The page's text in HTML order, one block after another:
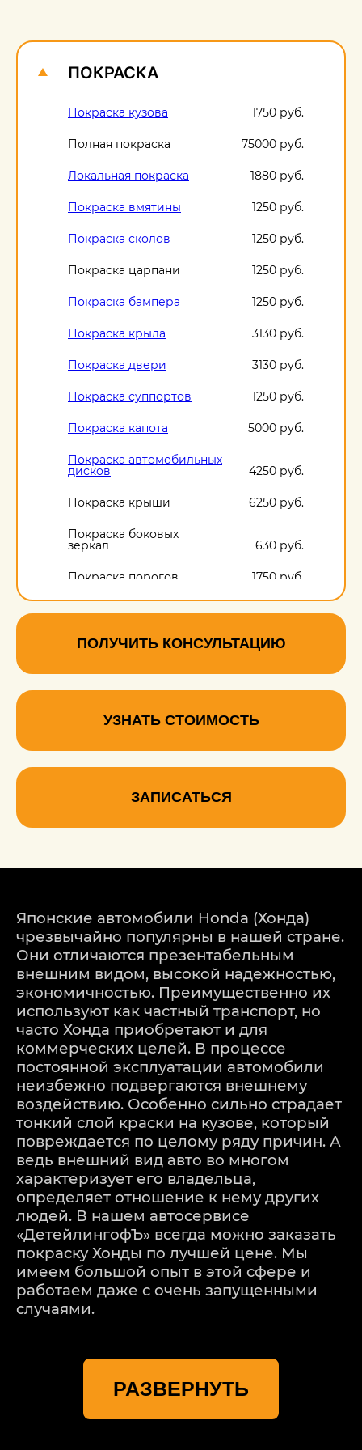
ПОКРАСКА
Покраска кузова 1750 руб.
Полная покраска 75000 руб.
Локальная покраска 1880 руб.
Покраска вмятины 1250 руб.
Покраска сколов 1250 руб.
Покраска царпани 1250 руб.
Покраска бампера 1250 руб.
Покраска крыла 3130 руб.
Покраска двери 3130 руб.
Покраска суппортов 1250 руб.
Покраска капота 5000 руб.
Покраска автомобильных
дисков 4250 руб.
Покраска крыши 6250 руб.
Покраска боковых
зеркал 630 руб.
Покраска порогов 1750 руб.
ПОЛУЧИТЬ КОНСУЛЬТАЦИЮ
УЗНАТЬ СТОИМОСТЬ
ЗАПИСАТЬСЯ
Японские автомобили Honda (Хонда)
чрезвычайно популярны в нашей стране.
Они отличаются презентабельным
внешним видом, высокой надежностью,
экономичностью. Преимущественно их
используют как частный транспорт, но
часто Хонда приобретают и для
коммерческих целей. В процессе
постоянной эксплуатации автомобили
неизбежно подвергаются внешнему
воздействию. Особенно сильно страдает
тонкий слой краски на кузове, который
повреждается по целому ряду причин. А
ведь внешний вид авто во многом
характеризует его владельца,
определяет отношение к нему других
людей. В нашем автосервисе
«ДетейлингофЪ» всегда можно заказать
покраску Хонды по лучшей цене. Мы
имеем большой опыт в этой сфере и
работаем даже с очень запущенными
случаями.
КОГДА БУДЕТ НУЖНА
ПОКРАСКА ХОНДА
РАЗВЕРНУТЬ